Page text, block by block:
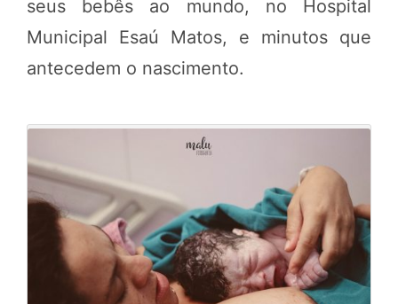
seus bebês ao mundo, no Hospital
Municipal Esaú Matos, e minutos que
antecedem o nascimento.